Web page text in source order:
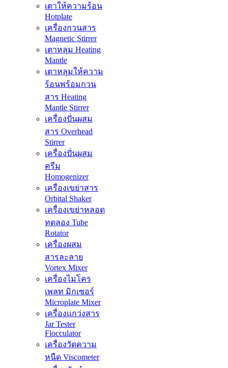
เตาให้ความร้อน
Hotplate
เครื่องกวนสาร
Magnetic Stirrer
เตาหลุม Heating
Mantle
เตาหลุมให้ความ
ร้อนพร้อมกวน
สาร Heating
Mantle Stirrer
เครื่องปั่นผสม
สาร Overhead
Stirrer
เครื่องปั่นผสม
ครีม
Homogenizer
เครื่องเขย่าสาร
Orbital Shaker
เครื่องเขย่าหลอด
ทดลอง Tube
Rotator
เครื่องผสม
สารละลาย
Vortex Mixer
เครื่องไมโคร
เพลท มิกเซอร์
Microplate Mixer
เครื่องแกว่งสาร
Jar Tester
Flocculator
เครื่องวัดความ
หนืด Viscometer